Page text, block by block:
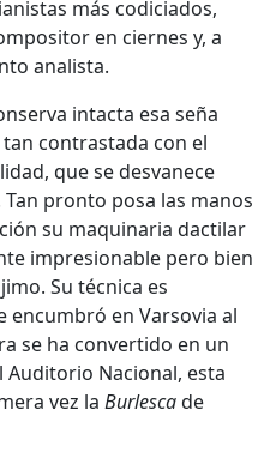
más codiciados,
en ciernes y, a
analista.
intacta esa seña
contrastada con el
que se desvanece
pronto posa las manos
su maquinaria dactilar
impresionable pero bien
Su técnica es
encumbró en Varsovia al
se ha convertido en un
Nacional, esta
vez la Burlescade